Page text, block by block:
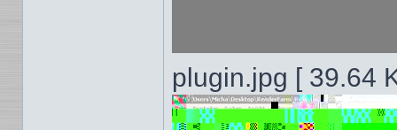
plugin.jpg [ 39.64